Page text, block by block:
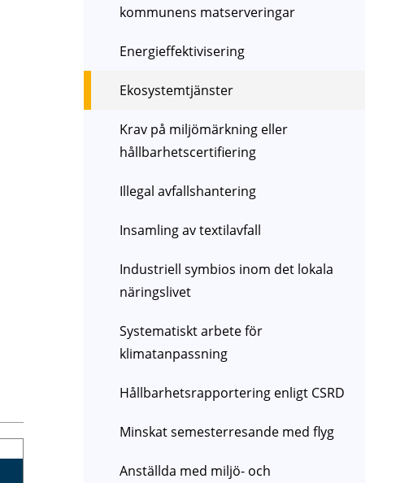
kommunens matserveringar
Energieffektivisering
Ekosystemtjänster
Krav på miljömärkning eller
hållbarhetscertifiering
Illegal avfallshantering
Insamling av textilavfall
Industriell symbios inom det lokala
näringslivet
Systematiskt arbete för
klimatanpassning
Hållbarhetsrapportering enligt CSRD
Minskat semesterresande med flyg
Anställda med miljö- och